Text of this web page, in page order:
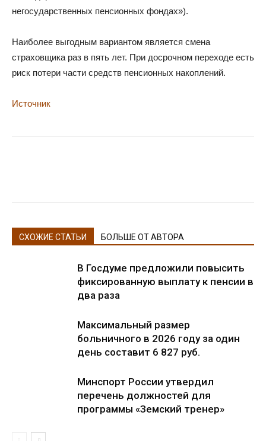
негосударственных пенсионных фондах»).
Наиболее выгодным вариантом является смена
страховщика раз в пять лет. При досрочном переходе есть
риск потери части средств пенсионных накоплений.
Источник
СХОЖИЕ СТАТЬИ БОЛЬШЕ ОТ АВТОРА
В Госдуме предложили повысить
фиксированную выплату к пенсии в
два раза
Максимальный размер
больничного в 2026 году за один
день составит 6 827 руб.
Минспорт России утвердил
перечень должностей для
программы «Земский тренер»